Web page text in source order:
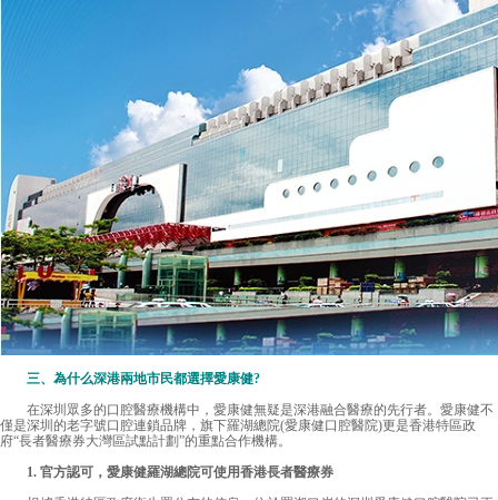
三、為什么深港兩地市民都選擇愛康健?
在深圳眾多的口腔醫療機構中，愛康健無疑是深港融合醫療的先行者。愛康健不
僅是深圳的老字號口腔連鎖品牌，旗下羅湖總院(愛康健口腔醫院)更是香港特區政
府“長者醫療券大灣區試點計劃”的重點合作機構。
1. 官方認可，愛康健羅湖總院可使用香港長者醫療券